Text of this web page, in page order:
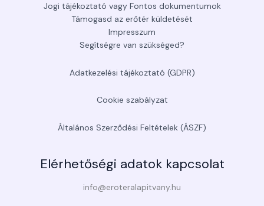
Jogi tájékoztató vagy Fontos dokumentumok
Támogasd az erőtér küldetését
Impresszum
Segítségre van szükséged?
Adatkezelési tájékoztató (GDPR)
Cookie szabályzat
Általános Szerződési Feltételek (ÁSZF)
Elérhetőségi adatok kapcsolat
info@eroteralapitvany.hu